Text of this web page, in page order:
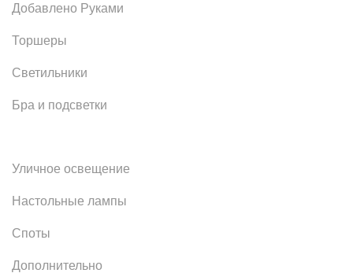
Добавлено Руками
Торшеры
Светильники
Бра и подсветки
Уличное освещение
Настольные лампы
Споты
Дополнительно